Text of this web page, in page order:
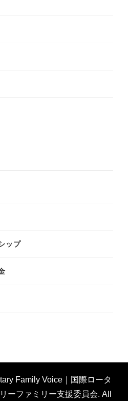
ップ
Family Voice｜国際ロータ
ーファミリー支援委員会. All